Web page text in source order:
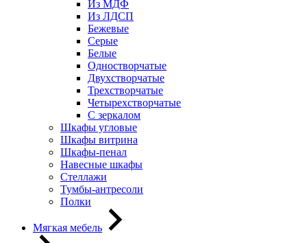
Из МДФ
Из ЛДСП
Бежевые
Серые
Белые
Одностворчатые
Двухстворчатые
Трехстворчатые
Четырехстворчатые
С зеркалом
Шкафы угловые
Шкафы витрина
Шкафы-пенал
Навесные шкафы
Стеллажи
Тумбы-антресоли
Полки
Мягкая мебель